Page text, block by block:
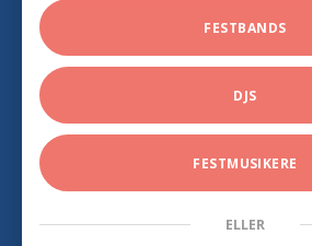
FESTBANDS
DJS
FESTMUSIKERE
ELLER